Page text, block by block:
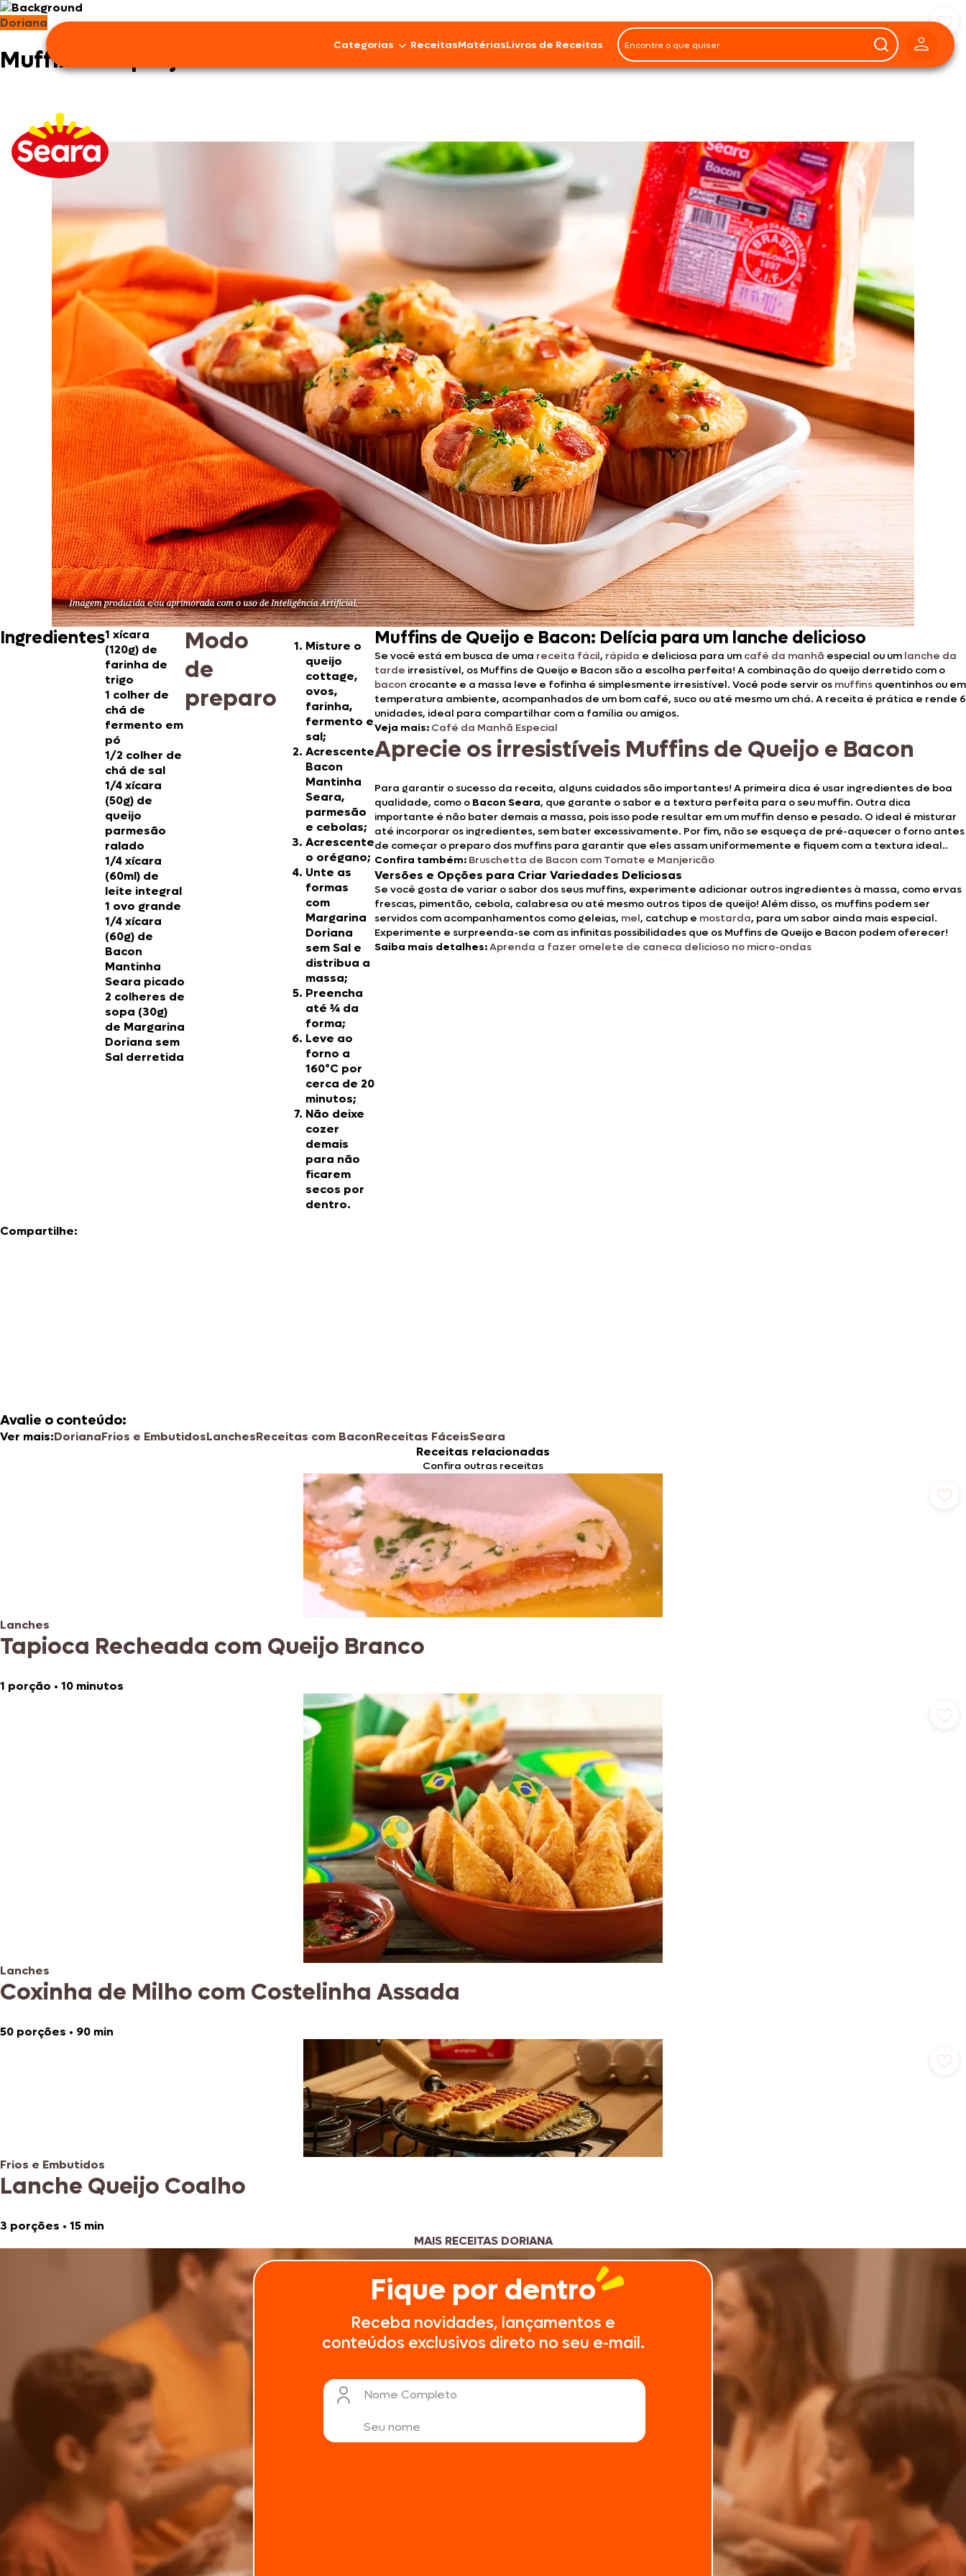
Categorias
Carnes Suínas
Aves
Peixes e Frutos do Mar
100% Vegetal
Doces, Bolos e Sobremesas
Pães e Massas
Bebidas
Entrevistas
ReceitasMatériasLivros de Receitas
Doriana
Muffins de queijo e bacon
Rendimento 6 porções Preparo 25 minutos
Ingredientes1 xícara
(120g) de
farinha de
trigo
1 colher de
chá de
fermento em
pó
1/2 colher de
chá de sal
1/4 xícara
(50g) de
queijo
parmesão
ralado
1/4 xícara
(60ml) de
leite integral
1 ovo grande
1/4 xícara
(60g) de
Bacon
Mantinha
Seara picado
2 colheres de
sopa (30g)
de Margarina
Doriana sem
Sal derretida
Modo
de
preparo
Misture o
queijo
cottage,
ovos,
farinha,
fermento e
sal;
Acrescente
Bacon
Mantinha
Seara,
parmesão
e cebolas;
Acrescente
o orégano;
Unte as
formas
com
Margarina
Doriana
sem Sal e
distribua a
massa;
Preencha
até ¾ da
forma;
Leve ao
forno a
160ºC por
cerca de 20
minutos;
Não deixe
cozer
demais
para não
ficarem
secos por
dentro.
Muffins de Queijo e Bacon: Delícia para um lanche delicioso
Se você está em busca de uma receita fácil, rápida e deliciosa para um café da manhã especial ou um lanche da
tarde irresistível, os Muffins de Queijo e Bacon são a escolha perfeita! A combinação do queijo derretido com o
bacon crocante e a massa leve e fofinha é simplesmente irresistível. Você pode servir os muffins quentinhos ou em
temperatura ambiente, acompanhados de um bom café, suco ou até mesmo um chá. A receita é prática e rende 6
unidades, ideal para compartilhar com a família ou amigos.
Veja mais: Café da Manhã Especial
Aprecie os irresistíveis Muffins de Queijo e Bacon
Para garantir o sucesso da receita, alguns cuidados são importantes! A primeira dica é usar ingredientes de boa
qualidade, como o Bacon Seara, que garante o sabor e a textura perfeita para o seu muffin. Outra dica
importante é não bater demais a massa, pois isso pode resultar em um muffin denso e pesado. O ideal é misturar
até incorporar os ingredientes, sem bater excessivamente. Por fim, não se esqueça de pré-aquecer o forno antes
de começar o preparo dos muffins para garantir que eles assam uniformemente e fiquem com a textura ideal..
Confira também: Bruschetta de Bacon com Tomate e Manjericão
Versões e Opções para Criar Variedades Deliciosas
Se você gosta de variar o sabor dos seus muffins, experimente adicionar outros ingredientes à massa, como ervas
frescas, pimentão, cebola, calabresa ou até mesmo outros tipos de queijo! Além disso, os muffins podem ser
servidos com acompanhamentos como geleias, mel, catchup e mostarda, para um sabor ainda mais especial.
Experimente e surpreenda-se com as infinitas possibilidades que os Muffins de Queijo e Bacon podem oferecer!
Saiba mais detalhes:Aprenda a fazer omelete de caneca delicioso no micro-ondas
Compartilhe:
Avalie o conteúdo:
Ver mais:DorianaFrios e EmbutidosLanchesReceitas com BaconReceitas FáceisSeara
Receitas relacionadas
Confira outras receitas
Lanches
Tapioca Recheada com Queijo Branco
1 porção • 10 minutos
Lanches
Coxinha de Milho com Costelinha Assada
50 porções • 90 min
Frios e Embutidos
Lanche Queijo Coalho
3 porções • 15 min
MAIS RECEITAS DORIANA
Fique por dentro
Receba novidades, lançamentos e
conteúdos exclusivos direto no seu e-mail.
Nome Completo